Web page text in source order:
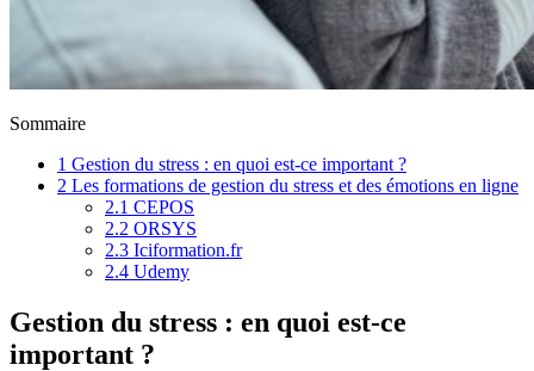
Sommaire
1 Gestion du stress : en quoi est-ce important ?
2 Les formations de gestion du stress et des émotions en ligne
2.1 CEPOS
2.2 ORSYS
2.3 Iciformation.fr
2.4 Udemy
Gestion du stress : en quoi est-ce
important ?